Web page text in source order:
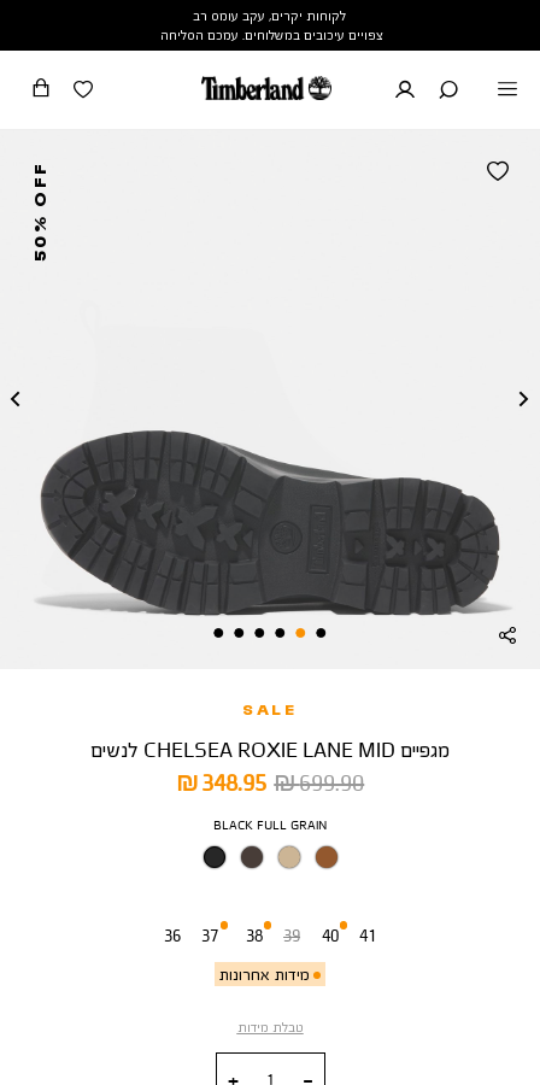
לקוחות יקרים, עקב עומס רב
צפויים עיכובים במשלוחים. עמכם הסליחה
50% OFF
SALE
מגפיים CHELSEA ROXIE LANE MID לנשים
מחיר
מוצר
348.95 ₪
מחיר
699.90 ₪
צבע
BLACK FULL GRAIN
36 37
מידות אחרונות
38 39 40 41
טבלת מידות